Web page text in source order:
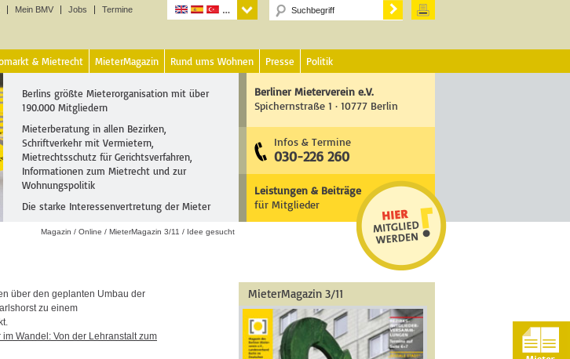
Mein BMV Jobs Termine
& Mietrecht MieterMagazin Rund ums Wohnen Presse Politik
Berlins größte Mieterorganisation mit über
190.000 Mitgliedern
Mieterberatung in allen Bezirken,
Schriftverkehr mit Vermietern,
Mietrechtsschutz für Gerichtsverfahren,
Informationen zum Mietrecht und zur
Wohnungspolitik
Die starke Interessenvertretung der Mieter
Berliner Mieterverein e.V.
Spichernstraße 1 · 10777 Berlin
Infos & Termine
030-226 260
Leistungen & Beiträge
für Mitglieder
Magazin / Online / MieterMagazin 3/11 / Idee gesucht
über den geplanten Umbau der
zu einem
Wandel: Von der Lehranstalt zum
MieterMagazin 3/11